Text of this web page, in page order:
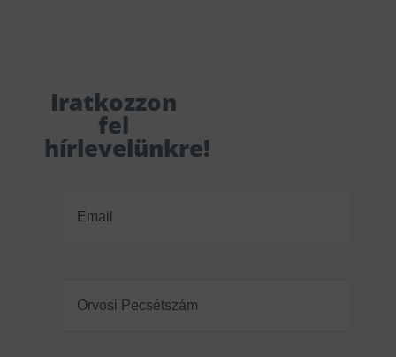
Iratkozzon
fel
hírlevelünkre!
Pecsétszám(Required)